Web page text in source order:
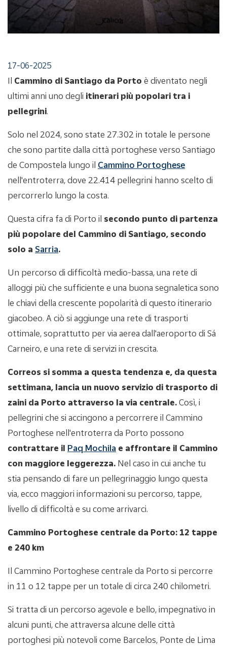
17-06-2025
Il Cammino di Santiago da Porto è diventato negli
ultimi anni uno degli itinerari più popolari tra i
pellegrini.
Solo nel 2024, sono state 27.302 in totale le persone
che sono partite dalla città portoghese verso Santiago
de Compostela lungo il Cammino Portoghese
nell'entroterra, dove 22.414 pellegrini hanno scelto di
percorrerlo lungo la costa.
Questa cifra fa di Porto il secondo punto di partenza
più popolare del Cammino di Santiago, secondo
solo a Sarria.
Un percorso di difficoltà medio-bassa, una rete di
alloggi più che sufficiente e una buona segnaletica sono
le chiavi della crescente popolarità di questo itinerario
giacobeo. A ciò si aggiunge una rete di trasporti
ottimale, soprattutto per via aerea dall'aeroporto di Sá
Carneiro, e una rete di servizi in crescita.
Correos si somma a questa tendenza e, da questa
settimana, lancia un nuovo servizio di trasporto di
zaini da Porto attraverso la via centrale.Così, i
pellegrini che si accingono a percorrere il Cammino
Portoghese nell'entroterra da Porto possono
contrattare il Paq Mochila e affrontare il Cammino
con maggiore leggerezza. Nel caso in cui anche tu
stia pensando di fare un pellegrinaggio lungo questa
via, ecco maggiori informazioni su percorso, tappe,
livello di difficoltà e su come arrivarci.
Cammino Portoghese centrale da Porto: 12 tappe
e 240 km
Il Cammino Portoghese centrale da Porto si percorre
in 11 o 12 tappe per un totale di circa 240 chilometri.
Si tratta di un percorso agevole e bello, impegnativo in
alcuni punti, che attraversa alcune delle città
portoghesi più notevoli come Barcelos, Ponte de Lima